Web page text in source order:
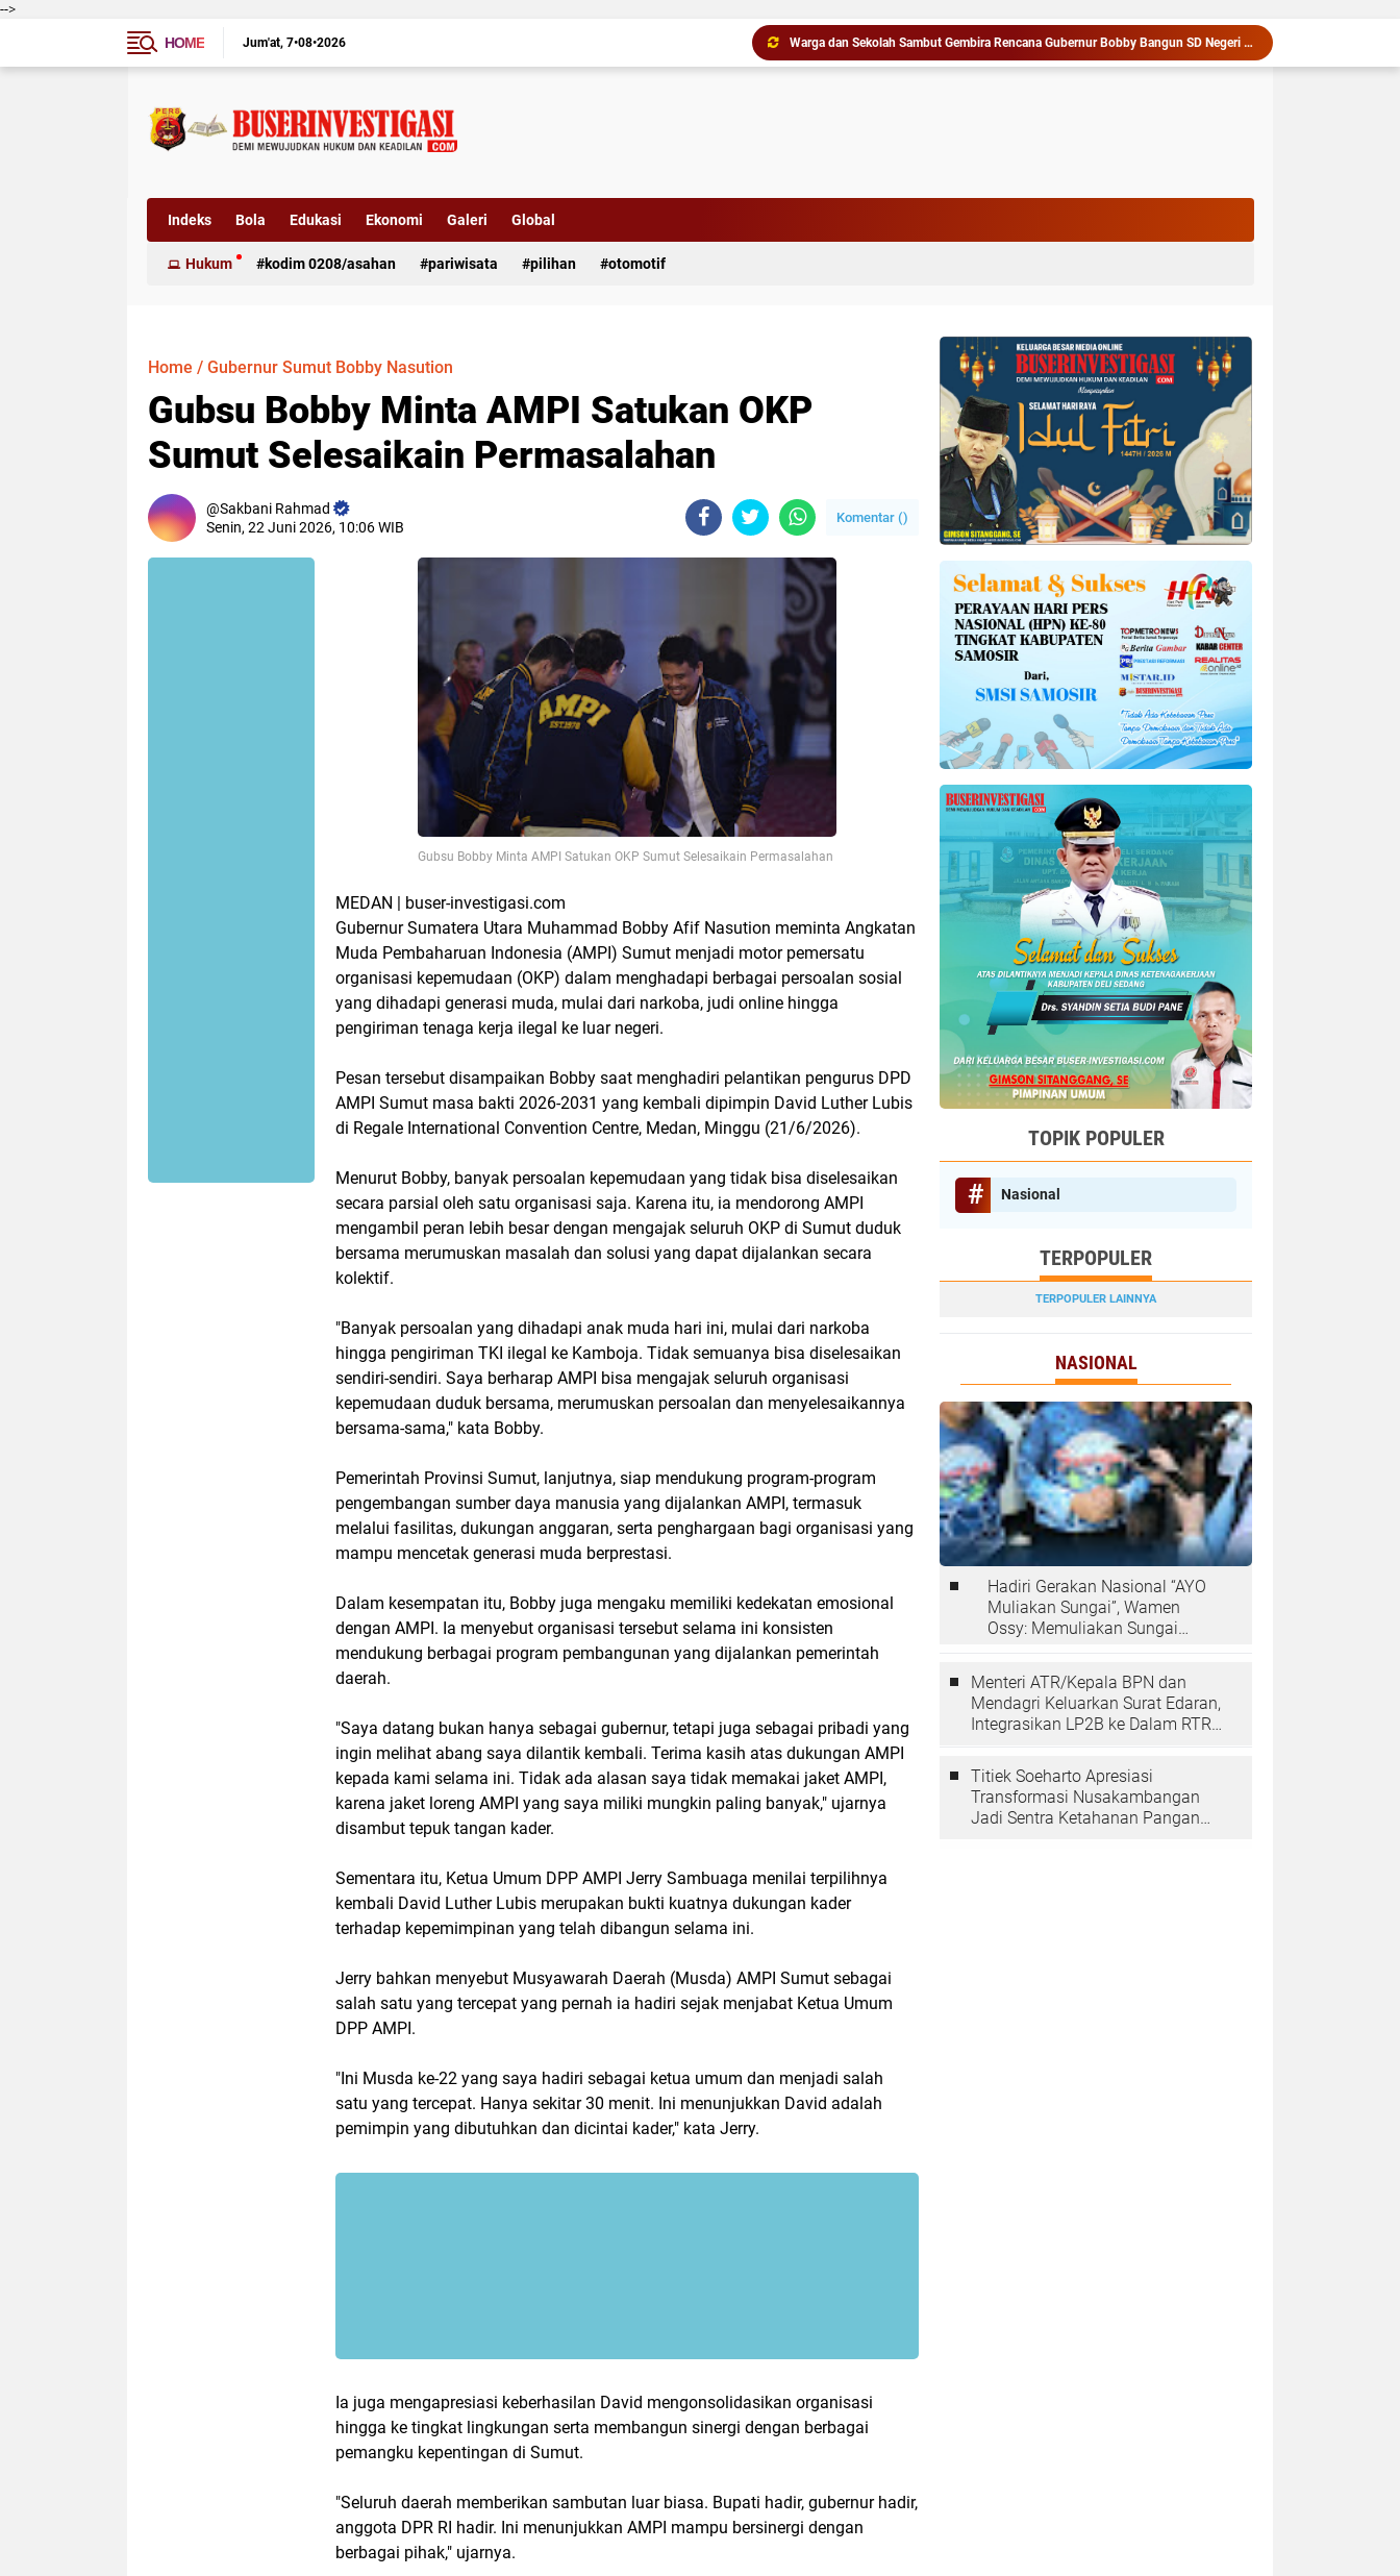
-->
HOME
Jum'at 7•08•2026
Warga dan Sekolah Sambut Gembira Rencana Gubernur Bobby Bangun SD Negeri Lasara di Nias Utara
Kapolres Langkat Ajak Warga Perkuat Iman dan Perangi Narkoba Lewat Safari Jumat Curhat
Wabup Deli Serdang Lantik 25 Pejabat, Tekankan Pelayanan Publik yang Cepat dan Humanis
Indeks Bola Edukasi Ekonomi Galeri Global
Hukum kodim 0208/asahan pariwisata pilihan otomotif
Home / Gubernur Sumut Bobby Nasution
Gubsu Bobby Minta AMPI Satukan OKP
Sumut Selesaikain Permasalahan
Sakbani Rahmad
Senin, 22 Juni 2026, 10:06 WIB
Komentar ()
Gubsu Bobby Minta AMPI Satukan OKP Sumut Selesaikain Permasalahan
MEDAN | buser-investigasi.com
Gubernur Sumatera Utara Muhammad Bobby Afif Nasution meminta Angkatan
Muda Pembaharuan Indonesia (AMPI) Sumut menjadi motor pemersatu
organisasi kepemudaan (OKP) dalam menghadapi berbagai persoalan sosial
yang dihadapi generasi muda, mulai dari narkoba, judi online hingga
pengiriman tenaga kerja ilegal ke luar negeri.
Pesan tersebut disampaikan Bobby saat menghadiri pelantikan pengurus DPD
AMPI Sumut masa bakti 2026-2031 yang kembali dipimpin David Luther Lubis
di Regale International Convention Centre, Medan, Minggu (21/6/2026).
Menurut Bobby, banyak persoalan kepemudaan yang tidak bisa diselesaikan
secara parsial oleh satu organisasi saja. Karena itu, ia mendorong AMPI
mengambil peran lebih besar dengan mengajak seluruh OKP di Sumut duduk
bersama merumuskan masalah dan solusi yang dapat dijalankan secara
kolektif.
"Banyak persoalan yang dihadapi anak muda hari ini, mulai dari narkoba
hingga pengiriman TKI ilegal ke Kamboja. Tidak semuanya bisa diselesaikan
sendiri-sendiri. Saya berharap AMPI bisa mengajak seluruh organisasi
kepemudaan duduk bersama, merumuskan persoalan dan menyelesaikannya
bersama-sama," kata Bobby.
Pemerintah Provinsi Sumut, lanjutnya, siap mendukung program-program
pengembangan sumber daya manusia yang dijalankan AMPI, termasuk
melalui fasilitas, dukungan anggaran, serta penghargaan bagi organisasi yang
mampu mencetak generasi muda berprestasi.
Dalam kesempatan itu, Bobby juga mengaku memiliki kedekatan emosional
dengan AMPI. Ia menyebut organisasi tersebut selama ini konsisten
mendukung berbagai program pembangunan yang dijalankan pemerintah
daerah.
"Saya datang bukan hanya sebagai gubernur, tetapi juga sebagai pribadi yang
ingin melihat abang saya dilantik kembali. Terima kasih atas dukungan AMPI
kepada kami selama ini. Tidak ada alasan saya tidak memakai jaket AMPI,
karena jaket loreng AMPI yang saya miliki mungkin paling banyak," ujarnya
disambut tepuk tangan kader.
Sementara itu, Ketua Umum DPP AMPI Jerry Sambuaga menilai terpilihnya
kembali David Luther Lubis merupakan bukti kuatnya dukungan kader
terhadap kepemimpinan yang telah dibangun selama ini.
Jerry bahkan menyebut Musyawarah Daerah (Musda) AMPI Sumut sebagai
salah satu yang tercepat yang pernah ia hadiri sejak menjabat Ketua Umum
DPP AMPI.
"Ini Musda ke-22 yang saya hadiri sebagai ketua umum dan menjadi salah
satu yang tercepat. Hanya sekitar 30 menit. Ini menunjukkan David adalah
pemimpin yang dibutuhkan dan dicintai kader," kata Jerry.
Ia juga mengapresiasi keberhasilan David mengonsolidasikan organisasi
hingga ke tingkat lingkungan serta membangun sinergi dengan berbagai
pemangku kepentingan di Sumut.
"Seluruh daerah memberikan sambutan luar biasa. Bupati hadir, gubernur hadir,
anggota DPR RI hadir. Ini menunjukkan AMPI mampu bersinergi dengan
berbagai pihak," ujarnya.
TOPIK POPULER
Nasional
TERPOPULER
TERPOPULER LAINNYA
NASIONAL
Hadiri Gerakan Nasional “AYO
Muliakan Sungai”, Wamen
Ossy: Memuliakan Sungai
Menteri ATR/Kepala BPN dan
Mendagri Keluarkan Surat Edaran,
Integrasikan LP2B ke Dalam RTRW
Titiek Soeharto Apresiasi
Transformasi Nusakambangan
Jadi Sentra Ketahanan Pangan